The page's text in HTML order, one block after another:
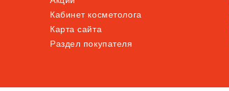
Кабинет косметолога
Карта сайта
Раздел покупателя